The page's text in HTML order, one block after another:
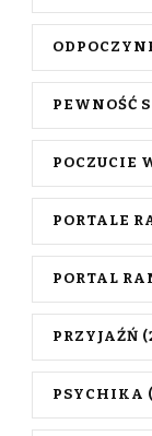
PEWNOŚĆ
POCZUCIE
PORTALE
PORTAL
PRZYJAŹŃ
PSYCHIKA